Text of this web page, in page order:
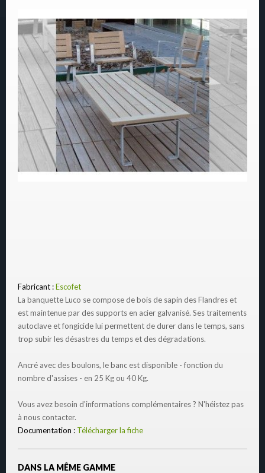
Fabricant :Escofet
La banquette Luco se compose de bois de sapin des Flandres et
est maintenue par des supports en acier galvanisé. Ses traitements
autoclave et fongicide lui permettent de durer dans le temps, sans
trop subir les désastres du temps et des dégradations.
Ancré avec des boulons, le banc est disponible - fonction du
nombre d'assises - en 25 Kg ou 40 Kg.
Vous avez besoin d'informations complémentaires ? N'héistez pas
à nous contacter.
Documentation : Télécharger la fiche
DANS LA MÊME GAMME